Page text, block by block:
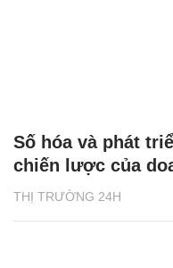
THỊ TRƯỜNG 24H
Số hóa và phát
chiến lược của